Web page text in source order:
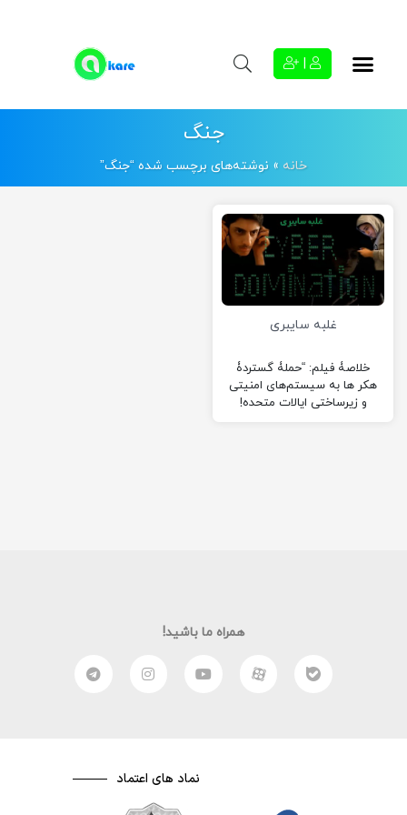
جنگ
خانه » نوشته‌های برچسب شده “جنگ”
غلبه سایبری
خلاصۀ فیلم: “حملۀ گستردۀ
هکر ها به سیستم‌های امنیتی
و زیرساختی ایالات متحده!
همراه ما باشید!
نماد های اعتماد